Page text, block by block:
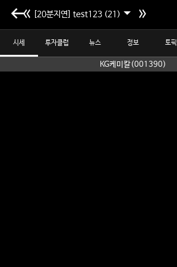
[20분지연] test123 (21)
시세 투자클럽 뉴스 정보 토픽
KG케미칼(001390)